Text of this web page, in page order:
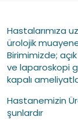
Hastalarımıza
ürolojik
Birimimizde;
ve laparoskopi
kapalı
Hastanemizin
şunlardır